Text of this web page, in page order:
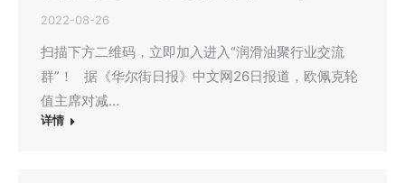
2022-08-26
扫描下方二维码，立即加入进入“润滑油聚行业交流
群”！ 据《华尔街日报》中文网26日报道，欧佩克轮
值主席对减…
详情